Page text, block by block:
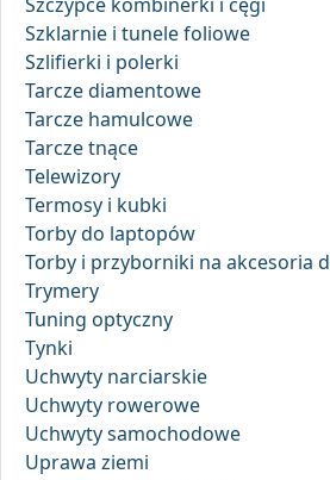
Szklarnie i tunele foliowe
Szlifierki i polerki
Tarcze diamentowe
Tarcze hamulcowe
Tarcze tnące
Telewizory
Termosy i kubki
Torby do laptopów
Torby i przyborniki na akcesoria
Trymery
Tuning optyczny
Tynki
Uchwyty narciarskie
Uchwyty rowerowe
Uchwyty samochodowe
Uprawa ziemi